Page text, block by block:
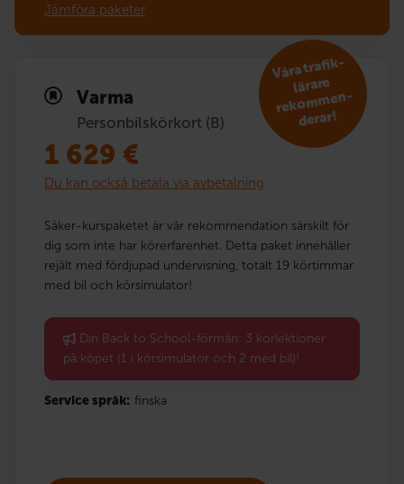
Jämföra paketer
Varma
Personbilskörkort (B)
V
åra trafik­
lärare
reko
m
men­
derar!
1 629 €
Du kan också betala via avbetalning
Säker-kurspaketet är vår rekommendation särskilt för
dig som inte har körerfarenhet. Detta paket innehåller
rejält med fördjupad undervisning, totalt 19 körtimmar
med bil och körsimulator!
Din Back to School-förmån: 3 körlektioner
på köpet (1 i körsimulator och 2 med bil)!
Service språk: finska